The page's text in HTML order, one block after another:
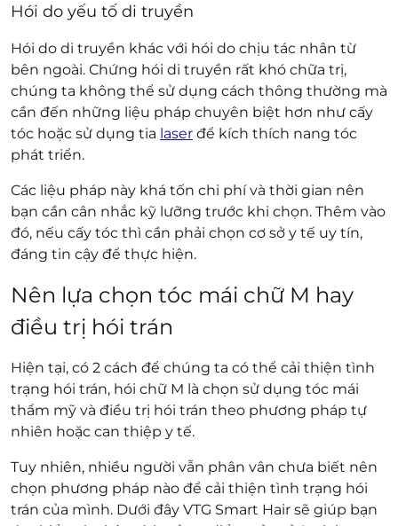
Hói do yếu tố di truyền
Hói do di truyền khác với hói do chịu tác nhân từ
bên ngoài. Chứng hói di truyền rất khó chữa trị,
chúng ta không thể sử dụng cách thông thường mà
cần đến những liệu pháp chuyên biệt hơn như cấy
tóc hoặc sử dụng tia laser để kích thích nang tóc
phát triển.
Các liệu pháp này khá tốn chi phí và thời gian nên
bạn cần cân nhắc kỹ lưỡng trước khi chọn. Thêm vào
đó, nếu cấy tóc thì cần phải chọn cơ sở y tế uy tín,
đáng tin cậy để thực hiện.
Nên lựa chọn tóc mái chữ M hay
điều trị hói trán
Hiện tại, có 2 cách để chúng ta có thể cải thiện tình
trạng hói trán, hói chữ M là chọn sử dụng tóc mái
thẩm mỹ và điều trị hói trán theo phương pháp tự
nhiên hoặc can thiệp y tế.
Tuy nhiên, nhiều người vẫn phân vân chưa biết nên
chọn phương pháp nào để cải thiện tình trạng hói
trán của mình. Dưới đây VTG Smart Hair sẽ giúp bạn